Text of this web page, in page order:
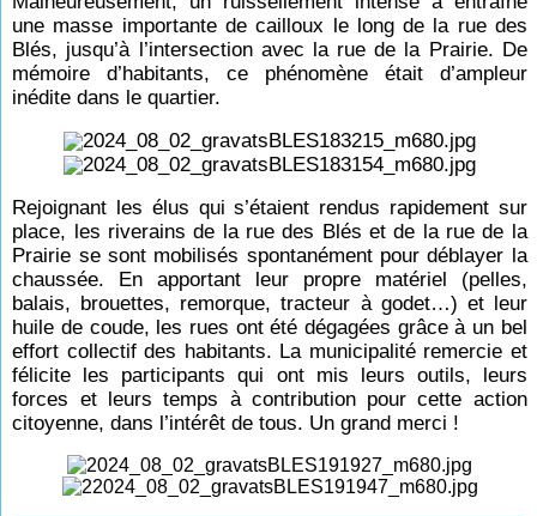
une masse importante de cailloux le long de la rue des
Blés, jusqu’à l’intersection avec la rue de la Prairie. De
mémoire d’habitants, ce phénomène était d’ampleur
inédite dans le quartier.
Rejoignant les élus qui s’étaient rendus rapidement sur
place, les riverains de la rue des Blés et de la rue de la
Prairie se sont mobilisés spontanément pour déblayer la
chaussée. En apportant leur propre matériel (pelles,
balais, brouettes, remorque, tracteur à godet…) et leur
huile de coude, les rues ont été dégagées grâce à un bel
effort collectif des habitants. La municipalité remercie et
félicite les participants qui ont mis leurs outils, leurs
forces et leurs temps à contribution pour cette action
citoyenne, dans l’intérêt de tous. Un grand merci !